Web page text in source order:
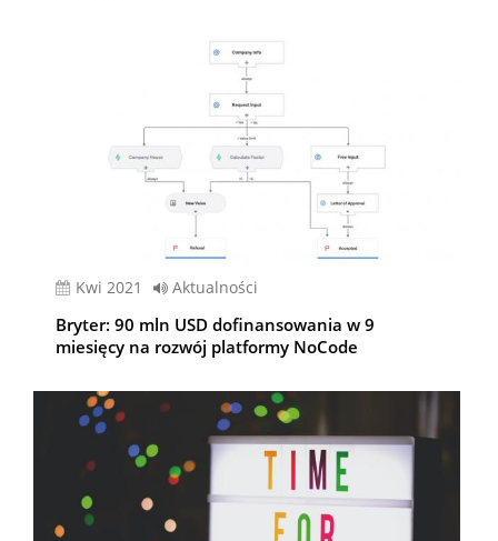
kwi 2021 Aktualności
Bryter: 90 mln USD dofinansowania w 9
miesięcy na rozwój platformy NoCode